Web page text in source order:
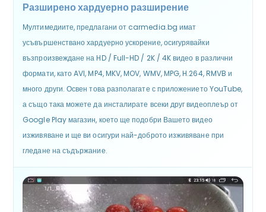
Разширено хардуерно разширение
Мултимедиите, предлагани от carmedia.bg имат
усъвършенствано хардуерно ускорение, осигурявайки
възпроизвеждане на HD / Full-HD / 2K / 4K видео в различни
формати, като AVI, MP4, MKV, MOV, WMV, MPG, H.264, RMVB и
много други. Освен това разполагате с приложението YouTube,
а също така можете да инсталирате всеки друг видеоплеър от
Google Play магазин, което ще подобри Вашето видео
изживяване и ще ви осигури най-доброто изживяване при
гледане на съдържание.